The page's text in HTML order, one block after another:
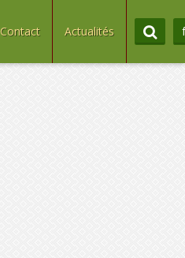
Contact Actualités